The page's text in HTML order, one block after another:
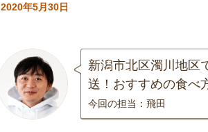
2020年5月30日
新潟市北区濁川地区
送！おすすめの食べ
今回の担当：飛田